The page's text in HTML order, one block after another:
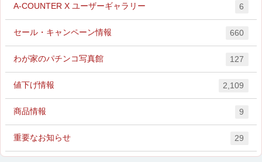
A-COUNTER X ユーザーギャラリー 6
セール・キャンペーン情報 660
わが家のパチンコ写真館 127
値下げ情報 2,109
商品情報 9
重要なお知らせ 29